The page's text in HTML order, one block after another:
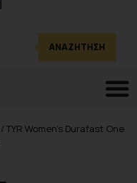
ΑΝΑΖΉΤΗΣΗ
/ TYR Women’s Durafast One